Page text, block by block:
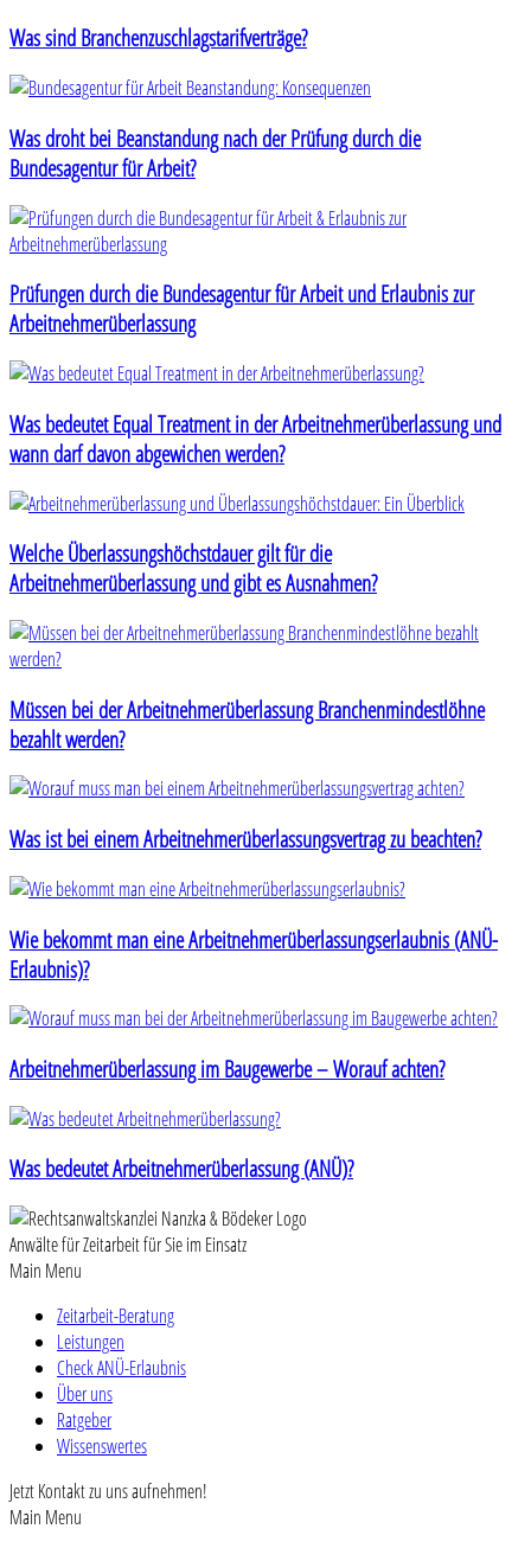
Was sind Branchenzuschlagstarifverträge?
Was droht bei Beanstandung nach der Prüfung durch die
Bundesagentur für Arbeit?
Prüfungen durch die Bundesagentur für Arbeit und Erlaubnis zur
Arbeitnehmerüberlassung
Was bedeutet Equal Treatment in der Arbeitnehmerüberlassung und
wann darf davon abgewichen werden?
Welche Überlassungshöchstdauer gilt für die
Arbeitnehmerüberlassung und gibt es Ausnahmen?
Müssen bei der Arbeitnehmerüberlassung Branchenmindestlöhne
bezahlt werden?
Was ist bei einem Arbeitnehmerüberlassungsvertrag zu beachten?
Wie bekommt man eine Arbeitnehmerüberlassungserlaubnis (ANÜ-
Erlaubnis)?
Arbeitnehmerüberlassung im Baugewerbe – Worauf achten?
Was bedeutet Arbeitnehmerüberlassung (ANÜ)?
Anwälte für Zeitarbeit für Sie im Einsatz
Main Menu
Zeitarbeit-Beratung
Leistungen
Check ANÜ-Erlaubnis
Über uns
Ratgeber
Wissenswertes
Jetzt Kontakt zu uns aufnehmen!
Main Menu